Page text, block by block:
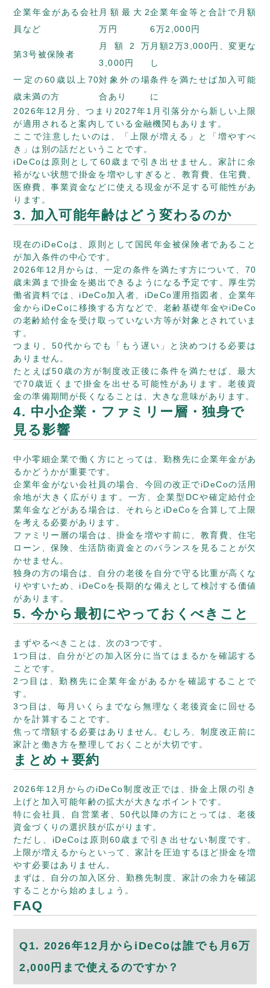
企業年金がある会社
員など
月額最大2
万円
企業年金等と合計で月額
6万2,000円
第3号被保険者
月額2万
3,000円
月額2万3,000円、変更な
し
一定の60歳以上70
歳未満の方
対象外の場
合あり
条件を満たせば加入可能
に
2026年12月分、つまり2027年1月引落分から新しい上限
が適用されると案内している金融機関もあります。
ここで注意したいのは、「上限が増える」と「増やすべ
き」は別の話だということです。
iDeCoは原則として60歳まで引き出せません。家計に余
裕がない状態で掛金を増やしすぎると、教育費、住宅費、
医療費、事業資金などに使える現金が不足する可能性があ
ります。
3. 加入可能年齢はどう変わるのか
現在のiDeCoは、原則として国民年金被保険者であること
が加入条件の中心です。
2026年12月からは、一定の条件を満たす方について、70
歳未満まで掛金を拠出できるようになる予定です。厚生労
働省資料では、iDeCo加入者、iDeCo運用指図者、企業年
金からiDeCoに移換する方などで、老齢基礎年金やiDeCo
の老齢給付金を受け取っていない方等が対象とされていま
す。
つまり、50代からでも「もう遅い」と決めつける必要は
ありません。
たとえば50歳の方が制度改正後に条件を満たせば、最大
で70歳近くまで掛金を出せる可能性があります。老後資
金の準備期間が長くなることは、大きな意味があります。
4. 中小企業・ファミリー層・独身で
見る影響
中小零細企業で働く方にとっては、勤務先に企業年金があ
るかどうかが重要です。
企業年金がない会社員の場合、今回の改正でiDeCoの活用
余地が大きく広がります。一方、企業型DCや確定給付企
業年金などがある場合は、それらとiDeCoを合算して上限
を考える必要があります。
ファミリー層の場合は、掛金を増やす前に、教育費、住宅
ローン、保険、生活防衛資金とのバランスを見ることが欠
かせません。
独身の方の場合は、自分の老後を自分で守る比重が高くな
りやすいため、iDeCoを長期的な備えとして検討する価値
があります。
5. 今から最初にやっておくべきこと
まずやるべきことは、次の3つです。
1つ目は、自分がどの加入区分に当てはまるかを確認する
ことです。
2つ目は、勤務先に企業年金があるかを確認することで
す。
3つ目は、毎月いくらまでなら無理なく老後資金に回せる
かを計算することです。
焦って増額する必要はありません。むしろ、制度改正前に
家計と働き方を整理しておくことが大切です。
まとめ＋要約
2026年12月からのiDeCo制度改正では、掛金上限の引き
上げと加入可能年齢の拡大が大きなポイントです。
特に会社員、自営業者、50代以降の方にとっては、老後
資金づくりの選択肢が広がります。
ただし、iDeCoは原則60歳まで引き出せない制度です。
上限が増えるからといって、家計を圧迫するほど掛金を増
やす必要はありません。
まずは、自分の加入区分、勤務先制度、家計の余力を確認
することから始めましょう。
FAQ
Q1. 2026年12月からiDeCoは誰でも月6万
2,000円まで使えるのですか？